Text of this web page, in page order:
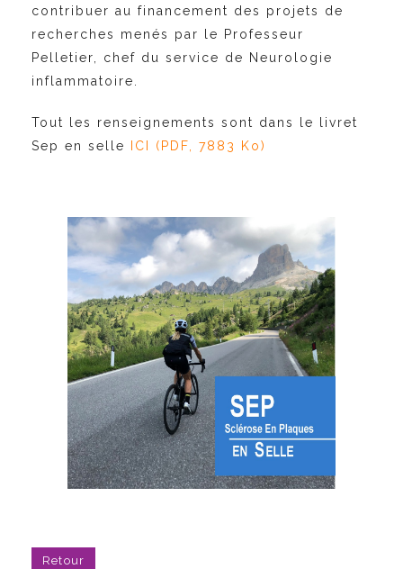
contribuer au financement des projets de
recherches menés par le Professeur
Pelletier, chef du service de Neurologie
inflam matoire.
Tout les renseignements sont dans le livret
Sep en selle
ICI (PDF, 7883 Ko)
Retour